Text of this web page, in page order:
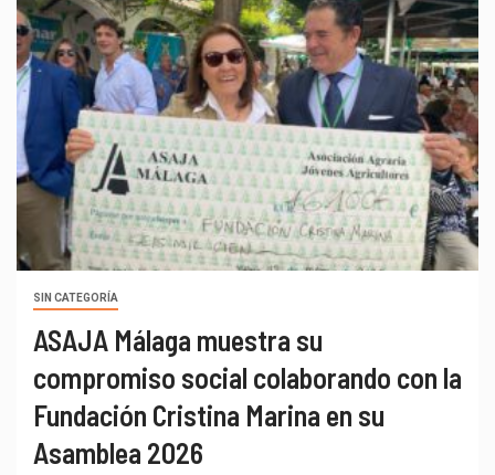
SIN CATEGORÍA
ASAJA Málaga muestra su
compromiso social colaborando con la
Fundación Cristina Marina en su
Asamblea 2026